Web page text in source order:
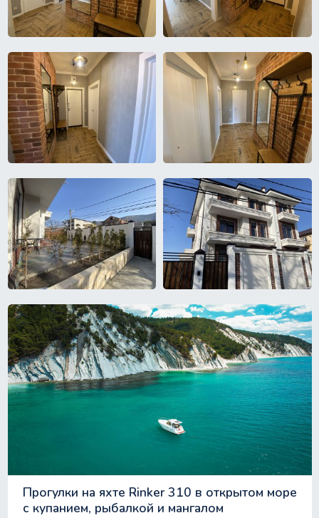
Прогулки на яхте Rinker 310 в открытом море
с купанием, рыбалкой и мангалом